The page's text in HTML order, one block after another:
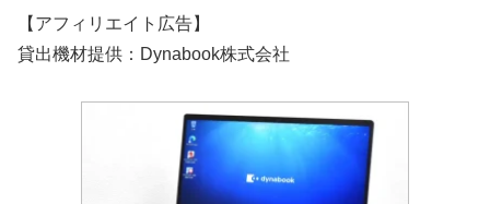
【アフィリエイト広告】
貸出機材提供：Dynabook株式会社